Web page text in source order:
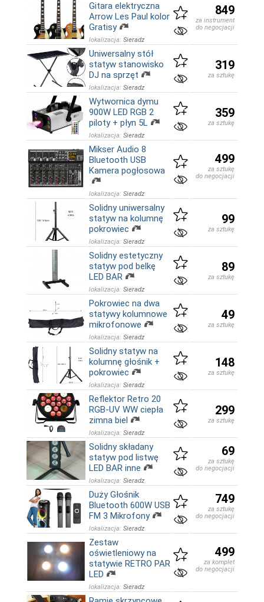
Gitara elektryczna
Arrow Les Paul kolor
Gratisy
lokalizacja: Sieradz
849
za instrument
do negocjacji
Uniwersalny stół
statyw stanowisko
DJ na sprzęt
lokalizacja: Sieradz
319
za sztukę
Wytwornica dymu
900W LED RGB 2
piloty + płyn 5L
lokalizacja: Sieradz
359
za sztukę
Mikser Audio 8
Bluetooth USB
Kamera pogłosowa
lokalizacja: Sieradz
499
za sztukę
do negocjacji
Solidny uniwersalny
statyw na kolumnę
pokrowiec
lokalizacja: Sieradz
99
za sztukę
Solidny estetyczny
statyw pod belkę
LED BAR
lokalizacja: Sieradz
89
za sztukę
Pokrowiec na dwa
statywy kolumnowe
mikrofonowe
lokalizacja: Sieradz
49
za sztukę
Solidny statyw na
kolumnę głośnik +
pokrowiec
lokalizacja: Sieradz
148
za sztukę
Reflektor Retro 20
RGB-UV WW ciepła
zimna biel
lokalizacja: Sieradz
299
za sztukę
Solidny składany
statyw pod listwę
LED BAR inne
lokalizacja: Sieradz
69
za sztukę
do negocjacji
Duży Głośnik
Bluetooth 600W USB
FM 3 Mikrofony
lokalizacja: Sieradz
749
za sztukę
do negocjacji
Zestaw
oświetleniowy na
statywie RETRO PAR
LED
lokalizacja: Sieradz
499
za komplet
do negocjacji